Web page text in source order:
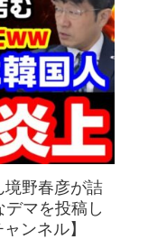
境野春彦が詰
マを投稿し
ンネル】